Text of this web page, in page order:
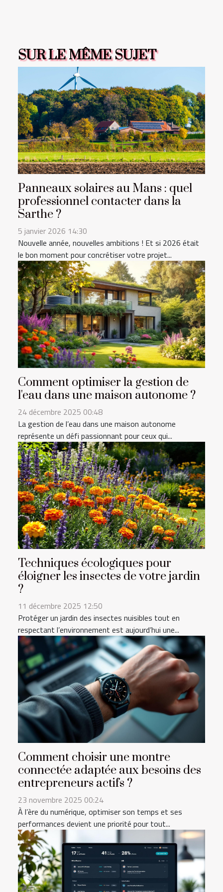
SUR LE MÊME SUJET
Panneaux solaires au Mans : quel
professionnel contacter dans la
Sarthe ?
5 janvier 2026 14:30
Nouvelle année, nouvelles ambitions ! Et si 2026 était
le bon moment pour concrétiser votre projet...
Comment optimiser la gestion de
l'eau dans une maison autonome ?
24 décembre 2025 00:48
La gestion de l’eau dans une maison autonome
représente un défi passionnant pour ceux qui...
Techniques écologiques pour
éloigner les insectes de votre jardin
?
11 décembre 2025 12:50
Protéger un jardin des insectes nuisibles tout en
respectant l’environnement est aujourd’hui une...
Comment choisir une montre
connectée adaptée aux besoins des
entrepreneurs actifs ?
23 novembre 2025 00:24
À l’ère du numérique, optimiser son temps et ses
performances devient une priorité pour tout...